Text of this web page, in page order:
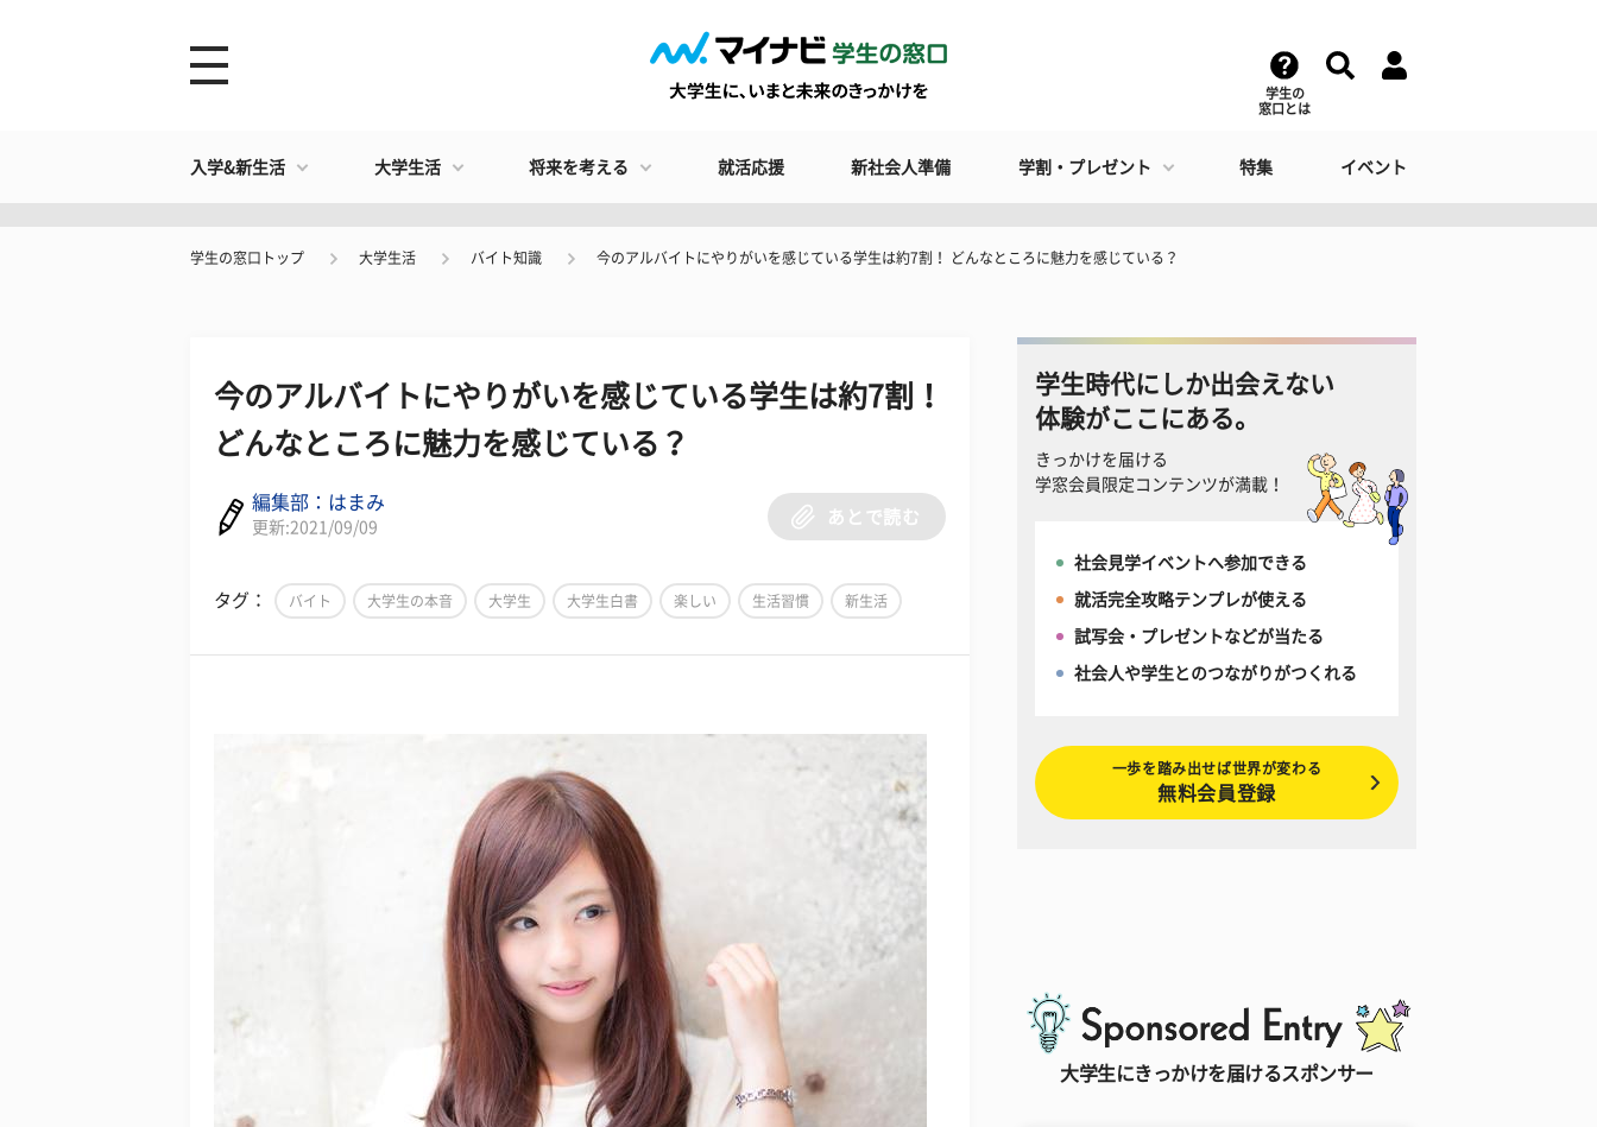
学生の
窓口とは
入学&新生活 大学生活 将来を考える 就活応援 新社会人準備 学割・プレゼント 特集 イベント
学生の窓口トップ 大学生活 バイト知識 今のアルバイトにやりがいを感じている学生は約7割！ どんなところに魅力を感じている？
今のアルバイトにやりがいを感じている学生は約7割！
どんなところに魅力を感じている？
編集部：はまみ
更新:2021/09/09
あとで読む
タグ： バイト 大学生の本音 大学生 大学生白書 楽しい 生活習慣 新生活
学生時代にしか出会えない
体験がここにある。
きっかけを届ける
学窓会員限定コンテンツが満載！
社会見学イベントへ参加できる
就活完全攻略テンプレが使える
試写会・プレゼントなどが当たる
社会人や学生とのつながりがつくれる
一歩を踏み出せば世界が変わる
無料会員登録
大学生にきっかけを届けるスポンサー